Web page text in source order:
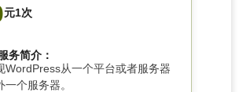
元1次
务简介：
WordPress从一个平台或者服务器
个服务器。